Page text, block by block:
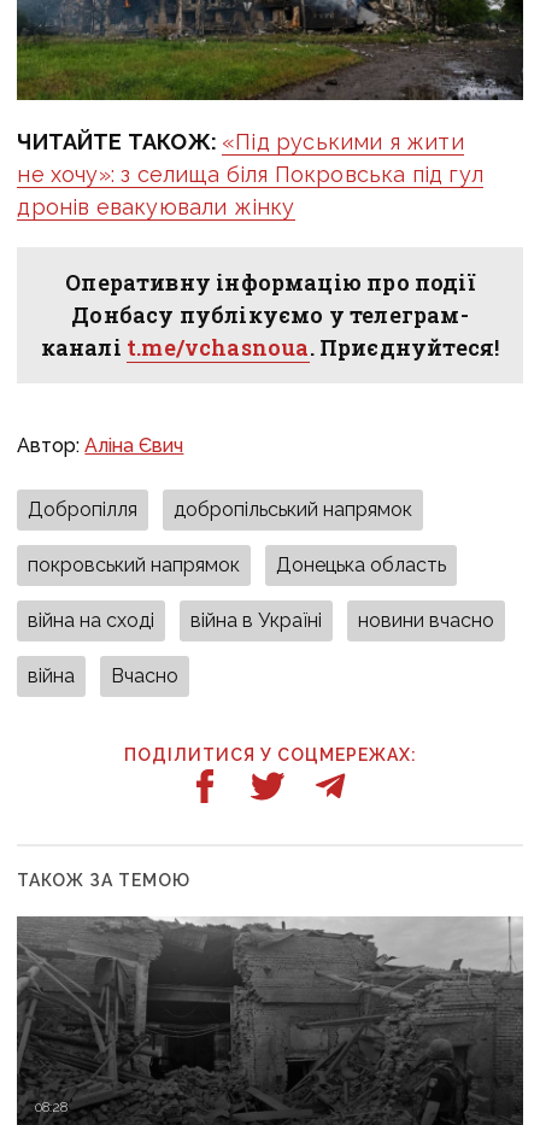
ЧИТАЙТЕ ТАКОЖ: «Під руськими я жити
не хочу»: з селища біля Покровська під гул
дронів евакуювали жінку
Оперативну інформацію про події
Донбасу публікуємо у телеграм-
каналі t.me/vchasnoua. Приєднуйтеся!
Автор:Аліна Євич
Добропілля добропільський напрямок
покровський напрямок Донецька область
війна на сході війна в Україні новини вчасно
війна Вчасно
ПОДІЛИТИСЯ У СОЦМЕРЕЖАХ:
ТАКОЖ ЗА ТЕМОЮ
08:28